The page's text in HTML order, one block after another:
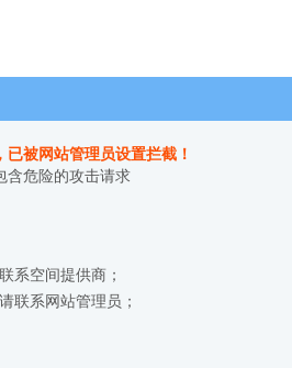
被网站管理员设置拦截！
含危险的攻击请求
系空间提供商；
联系网站管理员；